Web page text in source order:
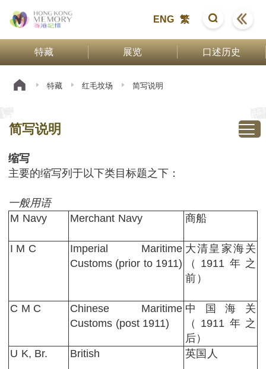
ENG 繁
特藏 展览 口述历史
特藏 红毛坟场 简写说明
简写说明
缩写
主要的缩写列于以下类目标题之下：
一般用语
M Navy
Merchant Navy 商船
I M C
Imperial Maritime
Customs (prior to 1911)
大清皇家海关
（1911年之
前）
C M C
Chinese Maritime
Customs (post 1911)
中国海关
（1911年之
后）
U K, Br.
British 英国人